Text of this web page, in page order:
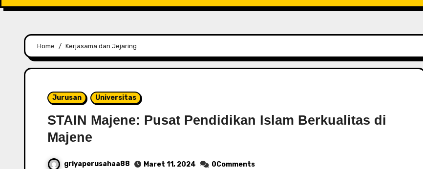
Home Kerjasama dan Jejaring
Jurusan Universitas
STAIN Majene: Pusat Pendidikan Islam Berkualitas di
Majene
griyaperusahaa88 Maret 11, 2024 0Comments